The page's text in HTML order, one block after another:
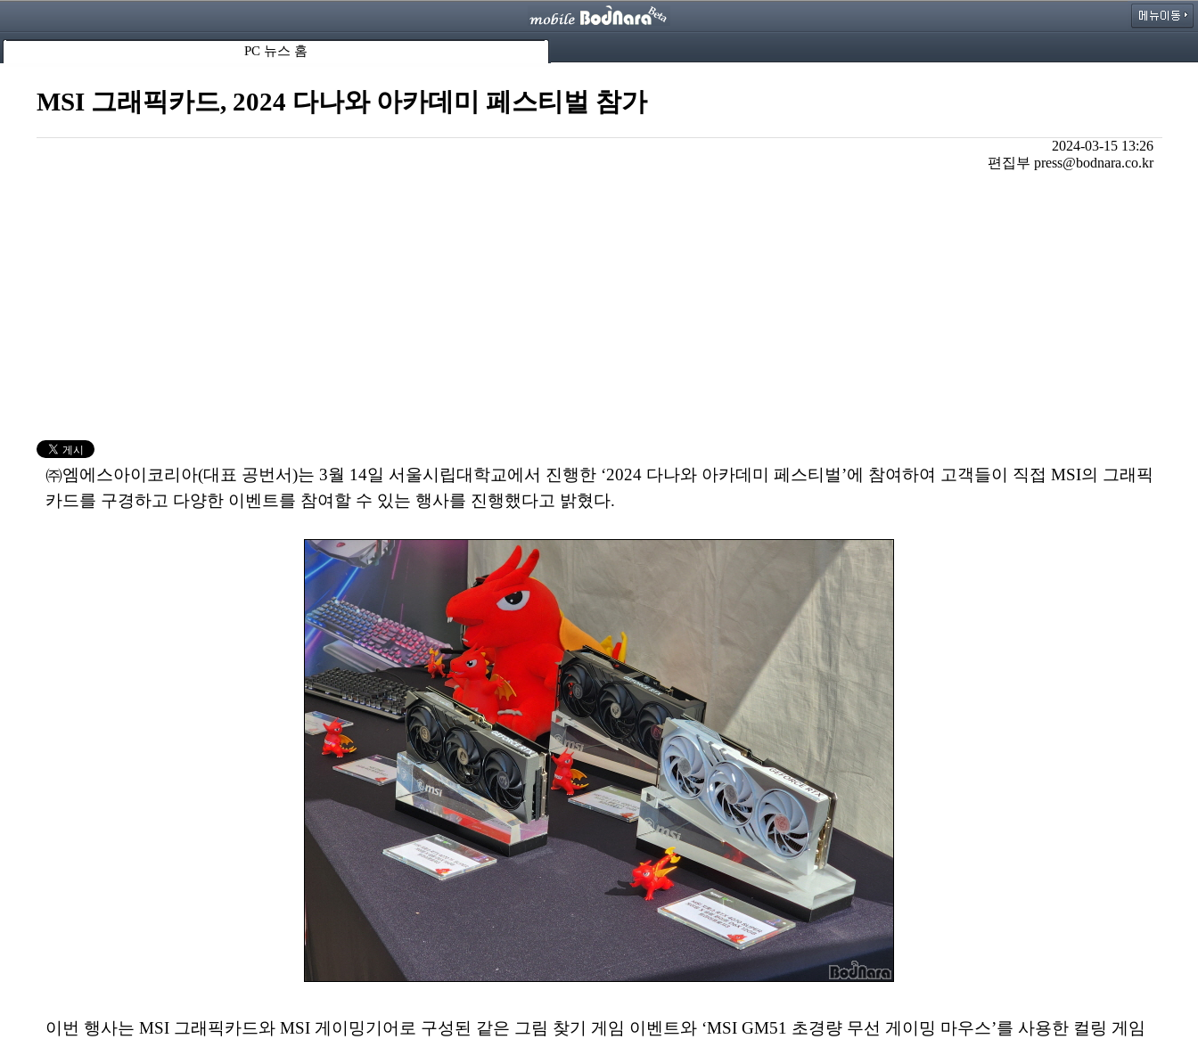
PC 뉴스 홈
MSI 그래픽카드, 2024 다나와 아카데미 페스티벌 참가
2024-03-15 13:26
편집부 press@bodnara.co.kr
㈜엠에스아이코리아(대표 공번서)는 3월 14일 서울시립대학교에서 진행한 ‘2024 다나와 아카데미 페스티벌’에 참여하여 고객들이 직접 MSI의 그래픽
카드를 구경하고 다양한 이벤트를 참여할 수 있는 행사를 진행했다고 밝혔다.
이번 행사는 MSI 그래픽카드와 MSI 게이밍기어로 구성된 같은 그림 찾기 게임 이벤트와 ‘MSI GM51 초경량 무선 게이밍 마우스’를 사용한 컬링 게임